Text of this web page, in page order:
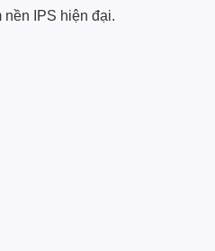
nền IPS hiện đại.